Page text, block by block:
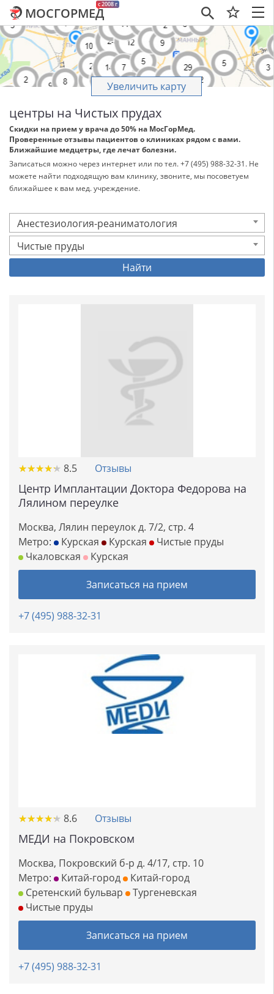
×
c 2008 г
МОСГОРМЕД
Увеличить карту
центры на Чистых прудах
Скидки на прием у врача до 50% на МосГорМед.
Проверенные отзывы пациентов о клиниках рядом с вами.
Ближайшие медцетры, где лечат болезни.
Записаться можно через интернет или по тел. +7 (495) 988-32-31. Не
можете найти подходящую вам клинику, звоните, мы посоветуем
ближайшее к вам мед. учреждение.
Анестезиология-реаниматология
Чистые пруды
Найти
★★★★★
★★★★★ 8.5 Отзывы
Центр Имплантации Доктора Федорова на
Лялином переулке
Москва, Лялин переулок д. 7/2, стр. 4
Метро:
Курская Курская
Чистые пруды
Чкаловская
Курская
Записаться на прием
+7 (495) 988-32-31
★★★★★
★★★★★ 8.6 Отзывы
МЕДИ на Покровском
Москва, Покровский б-р д. 4/17, стр. 10
Метро:
Китай-город
Китай-город
Сретенский бульвар
Тургеневская
Чистые пруды
Записаться на прием
+7 (495) 988-32-31